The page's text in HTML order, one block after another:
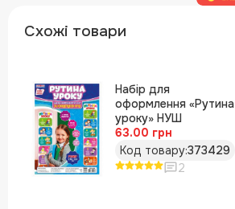
Схожі товари
Набір для
оформлення «Рутина
уроку» НУШ
63.00 грн
Код товару:373429
2